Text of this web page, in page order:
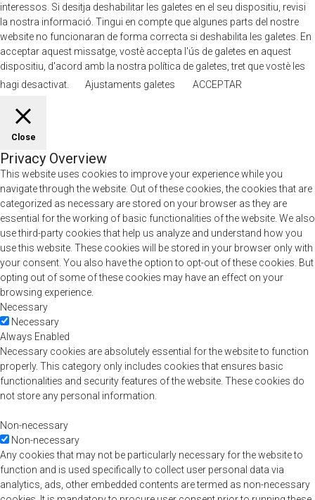
interessos. Si desitja deshabilitar les galetes en el seu dispositiu, revisi
la nostra informació. Tingui en compte que algunes parts del nostre
website no funcionaran de forma correcta si deshabilita les galetes. En
acceptar aquest missatge, vostè accepta l'ús de galetes en aquest
dispositiu, d'acord amb la nostra política de galetes, tret que vostè les
hagi desactivat.
Ajustaments galetes ACCEPTAR
Close
Privacy Overview
This website uses cookies to improve your experience while you
navigate through the website. Out of these cookies, the cookies that are
categorized as necessary are stored on your browser as they are
essential for the working of basic functionalities of the website. We also
use third-party cookies that help us analyze and understand how you
use this website. These cookies will be stored in your browser only with
your consent. You also have the option to opt-out of these cookies. But
opting out of some of these cookies may have an effect on your
browsing experience.
Necessary
Necessary
Always Enabled
Necessary cookies are absolutely essential for the website to function
properly. This category only includes cookies that ensures basic
functionalities and security features of the website. These cookies do
not store any personal information.
Non-necessary
Non-necessary
Any cookies that may not be particularly necessary for the website to
function and is used specifically to collect user personal data via
analytics, ads, other embedded contents are termed as non-necessary